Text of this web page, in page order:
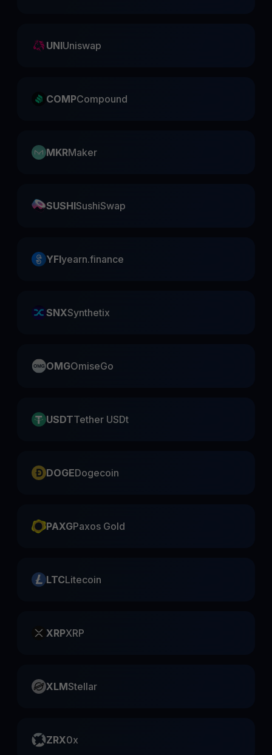
UNIUniswap
COMPCompound
MKRMaker
SUSHISushiSwap
YFIyearn.finance
SNXSynthetix
OMGOmiseGo
USDTTether USDt
DOGEDogecoin
PAXGPaxos Gold
LTCLitecoin
XRPXRP
XLMStellar
ZRX0x